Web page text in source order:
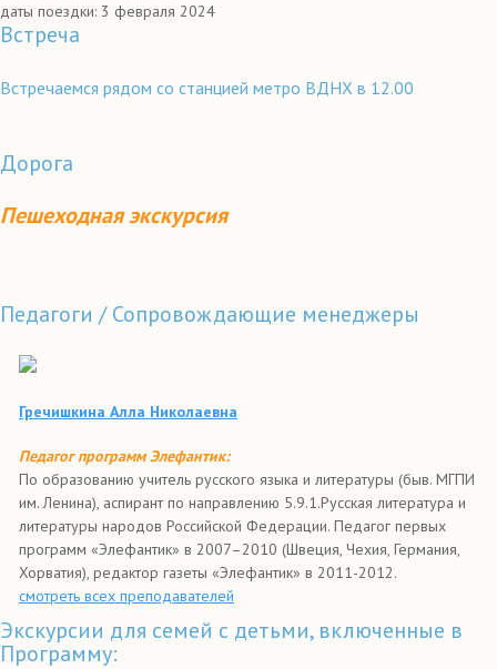
даты поездки: 3 февраля 2024
Встреча
Встречаемся рядом со станцией метро ВДНХ в 12.00
Дорога
Пешеходная экскурсия
Педагоги / Сопровождающие менеджеры
Гречишкина Алла Николаевна
Педагог программ Элефантик:
По образованию учитель русского языка и литературы (быв. МГПИ
им. Ленина), аспирант по направлению 5.9.1.Русская литература и
литературы народов Российской Федерации. Педагог первых
программ «Элефантик» в 2007–2010 (Швеция, Чехия, Германия,
Хорватия), редактор газеты «Элефантик» в 2011-2012.
смотреть всех преподавателей
Экскурсии для семей с детьми, включенные в
Программу: